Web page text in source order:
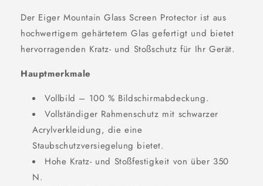
15
Pro
Max
15
Pro
Max
Der Eiger Mountain Glass Screen Protector ist aus
hochwertigem gehärtetem Glas gefertigt und bietet
hervorragenden Kratz- und Stoßschutz für Ihr Gerät.
Hauptmerkmale
Vollbild – 100 % Bildschirmabdeckung.
Vollständiger Rahmenschutz mit schwarzer
Acrylverkleidung, die eine
Staubschutzversiegelung bietet.
Hohe Kratz- und Stoßfestigkeit von über 350
N.